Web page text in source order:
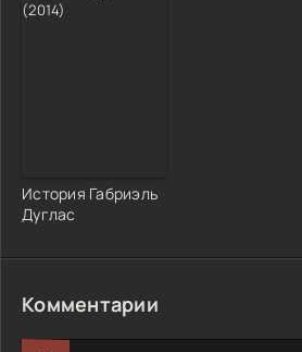
История Габриэль
Дуглас
Комментарии